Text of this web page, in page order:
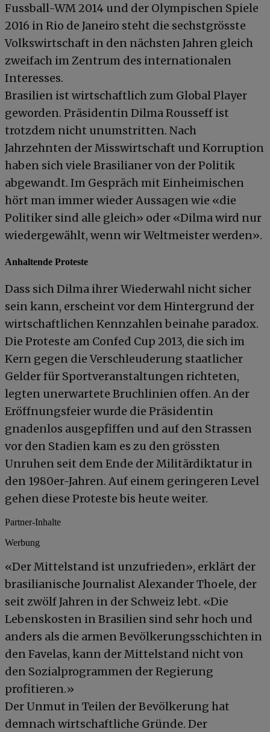
Fussball-WM 2014 und der Olympischen Spiele
2016 in Rio de Janeiro steht die sechstgrösste
Volkswirtschaft in den nächsten Jahren gleich
zweifach im Zentrum des internationalen
Interesses.
Brasilien ist wirtschaftlich zum Global Player
geworden. Präsidentin Dilma Rousseff ist
trotzdem nicht unumstritten. Nach
Jahrzehnten der Misswirtschaft und Korruption
haben sich viele Brasilianer von der Politik
abgewandt. Im Gespräch mit Einheimischen
hört man immer wieder Aussagen wie «die
Politiker sind alle gleich» oder «Dilma wird nur
wiedergewählt, wenn wir Weltmeister werden».
Anhaltende Proteste
Dass sich Dilma ihrer Wiederwahl nicht sicher
sein kann, erscheint vor dem Hintergrund der
wirtschaftlichen Kennzahlen beinahe paradox.
Die Proteste am Confed Cup 2013, die sich im
Kern gegen die Verschleuderung staatlicher
Gelder für Sportveranstaltungen richteten,
legten unerwartete Bruchlinien offen. An der
Eröffnungsfeier wurde die Präsidentin
gnadenlos ausgepfiffen und auf den Strassen
vor den Stadien kam es zu den grössten
Unruhen seit dem Ende der Militärdiktatur in
den 1980er-Jahren. Auf einem geringeren Level
gehen diese Proteste bis heute weiter.
Partner-Inhalte
Werbung
«Der Mittelstand ist unzufrieden», erklärt der
brasilianische Journalist Alexander Thoele, der
seit zwölf Jahren in der Schweiz lebt. «Die
Lebenskosten in Brasilien sind sehr hoch und
anders als die armen Bevölkerungsschichten in
den Favelas, kann der Mittelstand nicht von
den Sozialprogrammen der Regierung
profitieren.»
Der Unmut in Teilen der Bevölkerung hat
demnach wirtschaftliche Gründe. Der